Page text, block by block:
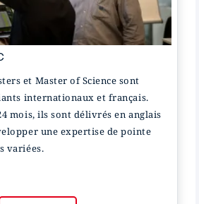
et Master of Science sont
internationaux et français.
mois, ils sont délivrés en anglais
une expertise de pointe
variées.